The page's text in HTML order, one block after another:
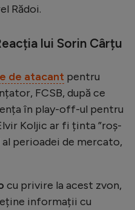
Rădoi.
lui Sorin Cârțu
de atacant pentru
FCSB, după ce
în play-off-ul pentru
Koljic ar fi ținta ”roș-
perioadei de mercato,
cu privire la acest zvon,
informații cu